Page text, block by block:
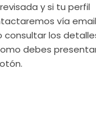
y si tu perfil
vía
consultar los
debes